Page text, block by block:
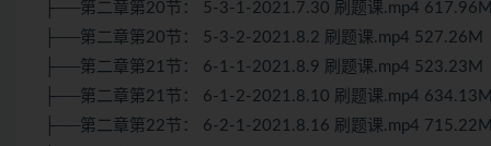
├──第二章第20节： 5-3-1-2021.7.30 刷题课.mp4 617.96M
├──第二章第20节： 5-3-2-2021.8.2 刷题课.mp4 527.26M
├──第二章第21节： 6-1-1-2021.8.9 刷题课.mp4 523.23M
├──第二章第21节： 6-1-2-2021.8.10 刷题课.mp4 634.13M
├──第二章第22节： 6-2-1-2021.8.16 刷题课.mp4 715.22M